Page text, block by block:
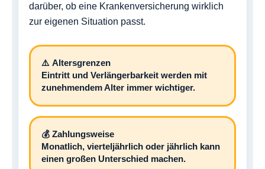
darüber, ob eine Krankenversicherung wirklich
zur eigenen Situation passt.
⚠️ Altersgrenzen
Eintritt und Verlängerbarkeit werden mit
zunehmendem Alter immer wichtiger.
💰 Zahlungsweise
Monatlich, vierteljährlich oder jährlich kann
einen großen Unterschied machen.